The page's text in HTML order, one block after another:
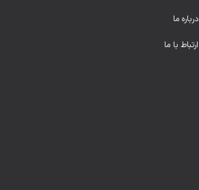
درباره ما
ارتباط با ما